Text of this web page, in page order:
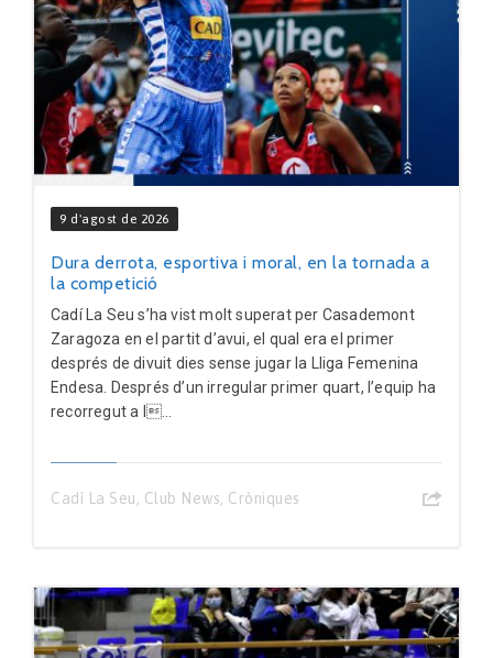
9 d'agost de 2026
Dura derrota, esportiva i moral, en la tornada a
la competició
Cadí La Seu s’ha vist molt superat per Casademont
Zaragoza en el partit d’avui, el qual era el primer
després de divuit dies sense jugar la Lliga Femenina
Endesa. Després d’un irregular primer quart, l’equip ha
recorregut a l...
Cadí La Seu, Club News, Cròniques